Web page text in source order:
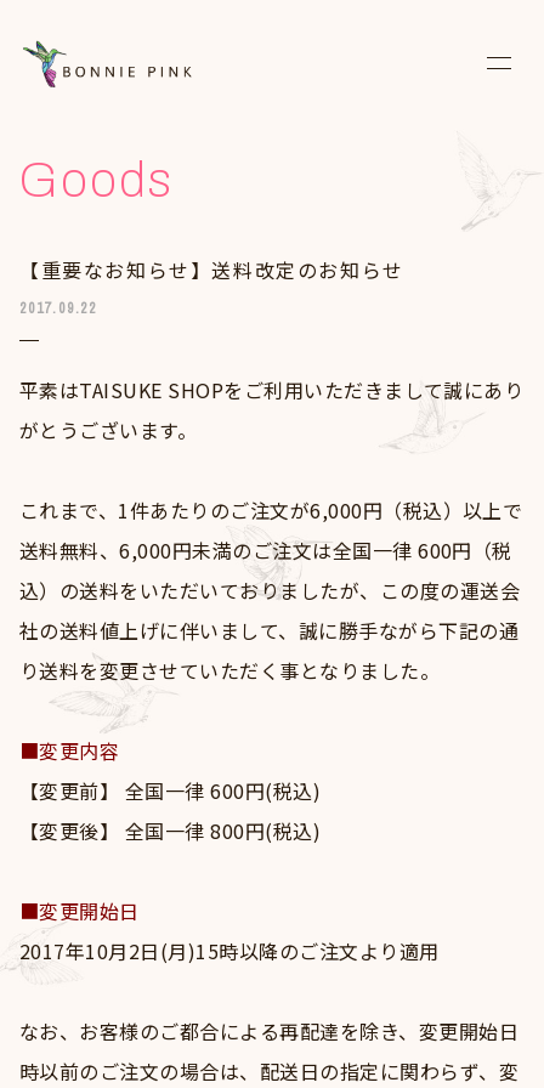
News
Live
Biography
Fanclub
Goods
Contact
Goods
【重要なお知らせ】送料改定のお知らせ
2017.09.22
平素はTAISUKE SHOPをご利用いただきまして誠にあり
がとうございます。
これまで、1件あたりのご注文が6,000円（税込）以上で
送料無料、6,000円未満のご注文は全国一律 600円（税
込）の送料をいただいておりましたが、この度の運送会
社の送料値上げに伴いまして、誠に勝手ながら下記の通
り送料を変更させていただく事となりました。
■変更内容
【変更前】 全国一律 600円(税込)
【変更後】 全国一律 800円(税込)
■変更開始日
2017年10月2日(月)15時以降のご注文より適用
なお、お客様のご都合による再配達を除き、変更開始日
時以前のご注文の場合は、配送日の指定に関わらず、変